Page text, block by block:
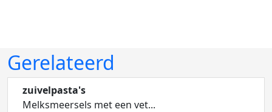
Gerelateerd
zuivelpasta's
Melksmeersels met een vet...